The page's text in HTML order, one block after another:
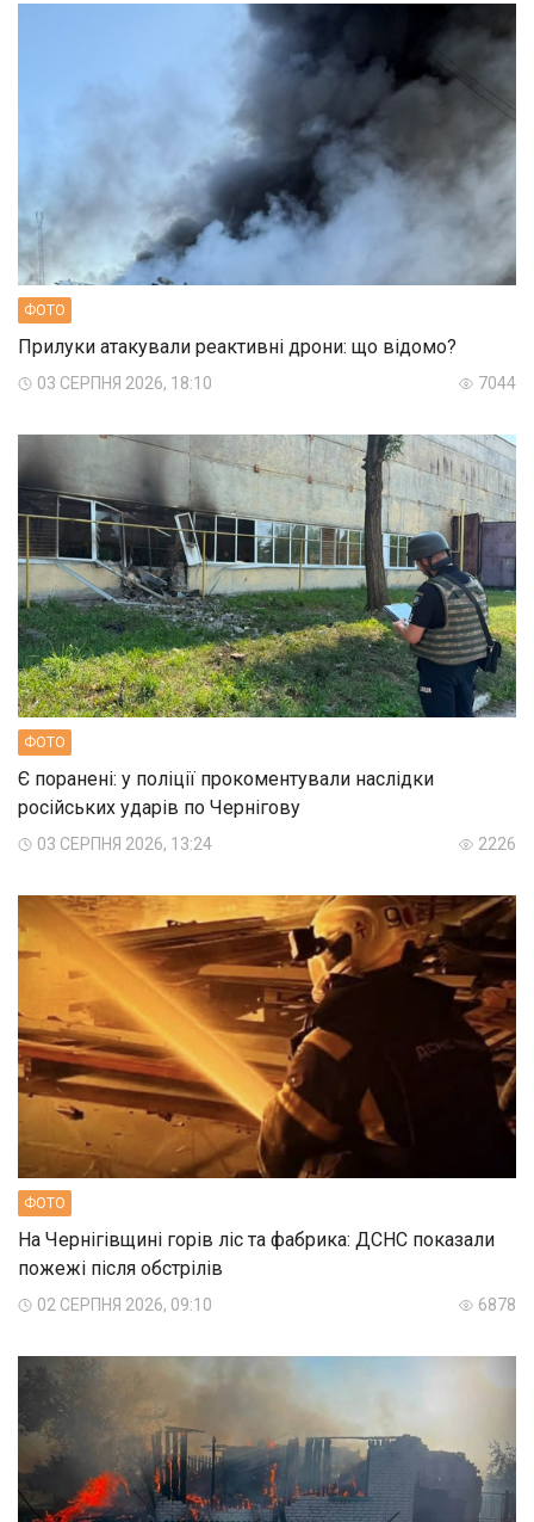
ФОТО
Прилуки атакували реактивні дрони: що відомо?
03 СЕРПНЯ 2026, 18:10 7044
ФОТО
Є поранені: у поліції прокоментували наслідки
російських ударів по Чернігову
03 СЕРПНЯ 2026, 13:24 2226
ФОТО
На Чернігівщині горів ліс та фабрика: ДСНС показали
пожежі після обстрілів
02 СЕРПНЯ 2026, 09:10 6878